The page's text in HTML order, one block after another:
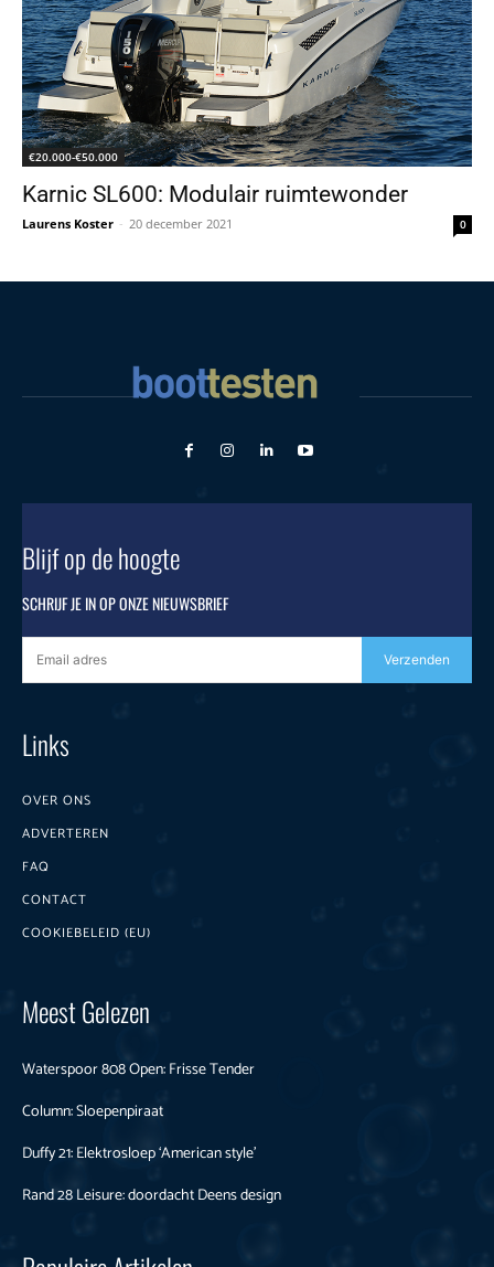
€20.000-€50.000
Karnic SL600: Modulair ruimtewonder
Laurens Koster - 20 december 2021 0
Blijf op de hoogte
SCHRIJF JE IN OP ONZE NIEUWSBRIEF
Verzenden
Links
OVER ONS
ADVERTEREN
FAQ
CONTACT
COOKIEBELEID (EU)
Meest Gelezen
Waterspoor 808 Open: Frisse Tender
Column: Sloepenpiraat
Duffy 21: Elektrosloep ‘American style’
Rand 28 Leisure: doordacht Deens design